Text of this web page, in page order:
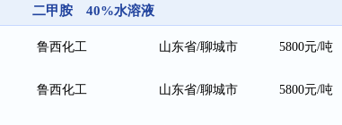
二甲胺 40%水溶液
鲁西化工 山东省/聊城市 5800元/吨
鲁西化工 山东省/聊城市 5800元/吨